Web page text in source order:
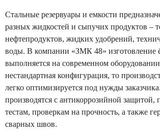
Лестницы и площадки
Гибка металла
Распиловка металла
Лазерная резка металла
Проектирование металлоконструкций
Стальные резервуары и емкости
разных жидкостей и сыпучих продуктов –
нефтепродуктов, жидких удобрений,
воды. В компании «ЗМК 48» изготовление
выполняется на современном
нестандартная конфигурация, то
легко оптимизируется под нужды
производятся с антикоррозийной защитой,
тестам, проверкам на прочность, а также
сварных швов.